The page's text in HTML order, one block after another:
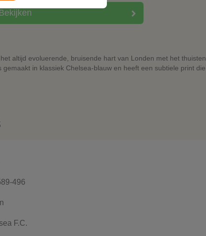
altijd evoluerende, bruisende hart van Londen met het
in klassiek Chelsea-blauw en heeft een subtiele print
496
F.C.